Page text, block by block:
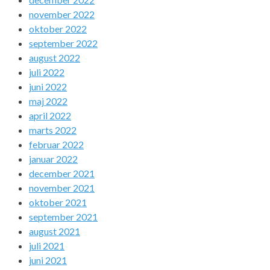
november 2022
oktober 2022
september 2022
august 2022
juli 2022
juni 2022
maj 2022
april 2022
marts 2022
februar 2022
januar 2022
december 2021
november 2021
oktober 2021
september 2021
august 2021
juli 2021
juni 2021